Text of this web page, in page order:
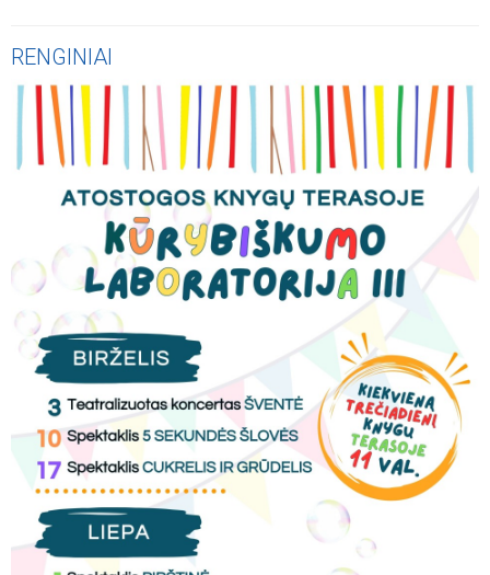
RENGINIAI